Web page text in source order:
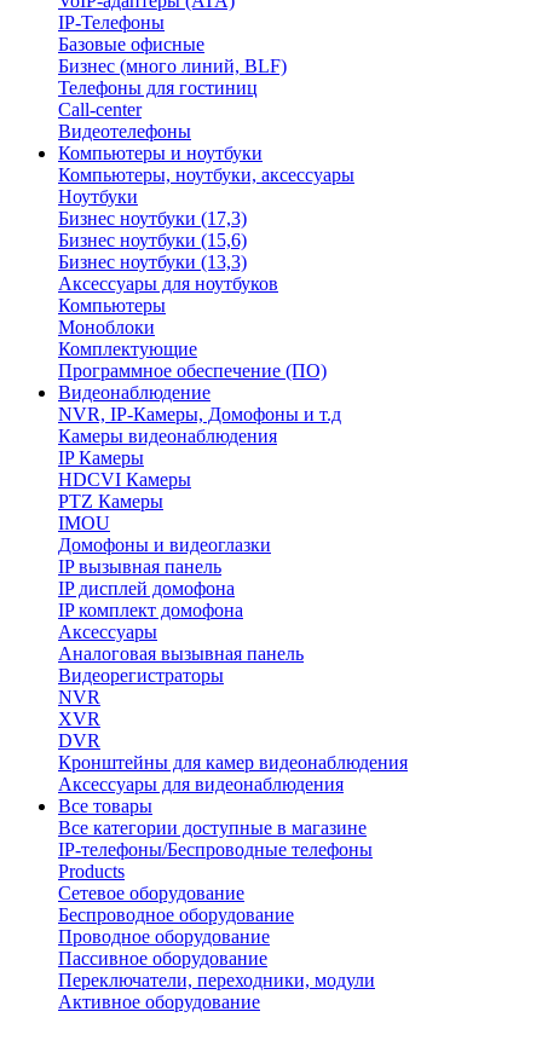
IP-Телефоны
Базовые офисные
Бизнес (много линий, BLF)
Телефоны для гостиниц
Call-center
Видеотелефоны
Компьютеры и ноутбуки
Компьютеры, ноутбуки, аксессуары
Ноутбуки
Бизнес ноутбуки (17,3)
Бизнес ноутбуки (15,6)
Бизнес ноутбуки (13,3)
Аксессуары для ноутбуков
Компьютеры
Моноблоки
Комплектующие
Программное обеспечение (ПО)
Видеонаблюдение
NVR, IP-Камеры, Домофоны и т.д
Камеры видеонаблюдения
IP Камеры
HDCVI Камеры
PTZ Камеры
IMOU
Домофоны и видеоглазки
IP вызывная панель
IP дисплей домофона
IP комплект домофона
Аксессуары
Аналоговая вызывная панель
Видеорегистраторы
NVR
XVR
DVR
Кронштейны для камер видеонаблюдения
Аксессуары для видеонаблюдения
Все товары
Все категории доступные в магазине
IP-телефоны/Беспроводные телефоны
Products
Сетевое оборудование
Беспроводное оборудование
Проводное оборудование
Пассивное оборудование
Переключатели, переходники, модули
Активное оборудование